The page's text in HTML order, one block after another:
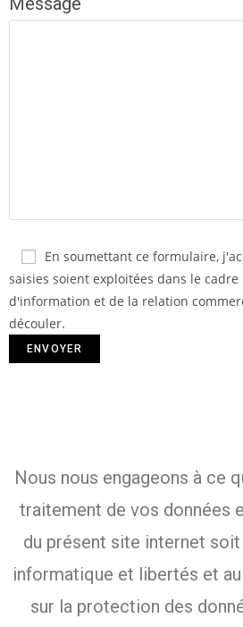
En soumettant ce formulaire,
saisies soient exploitées dans le
d'information et de la relation
découler.
Nous nous engageons à ce
traitement de vos données
du présent site internet
informatique et libertés et
sur la protection des